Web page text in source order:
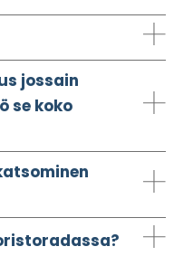
jossain
se koko